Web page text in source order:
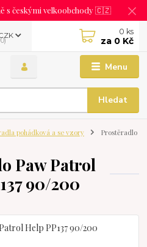
s českými velkoobchody 🇨🇿
Menu
Hledat
0 ks
za 0 Kč
pohádková a se vzory
Prostěradlo
Paw Patrol
90/200